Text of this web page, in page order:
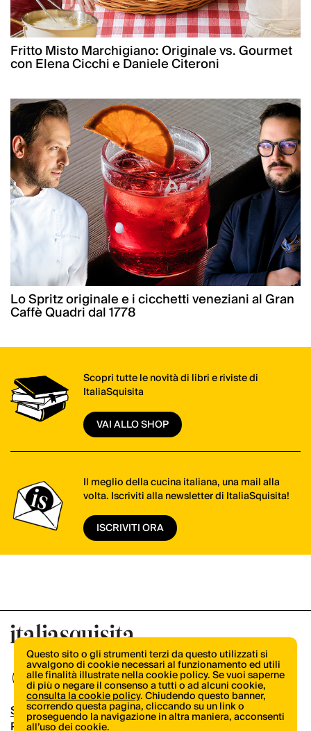
Fritto Misto Marchigiano: Originale vs. Gourmet
con Elena Cicchi e Daniele Citeroni
Lo Spritz originale e i cicchetti veneziani al Gran
Caffè Quadri dal 1778
Scopri tutte le novità di libri e riviste di
ItaliaSquisita
VAI ALLO SHOP
Il meglio della cucina italiana, una mail alla
volta. Iscriviti alla newsletter di ItaliaSquisita!
ISCRIVITI ORA
Shop
Pubblicità
Questo sito o gli strumenti terzi da questo utilizzati si
avvalgono di cookie necessari al funzionamento ed utili
alle finalità illustrate nella cookie policy. Se vuoi saperne
di più o negare il consenso a tutti o ad alcuni cookie,
consulta la cookie policy. Chiudendo questo banner,
scorrendo questa pagina, cliccando su un link o
proseguendo la navigazione in altra maniera, acconsenti
all’uso dei cookie.